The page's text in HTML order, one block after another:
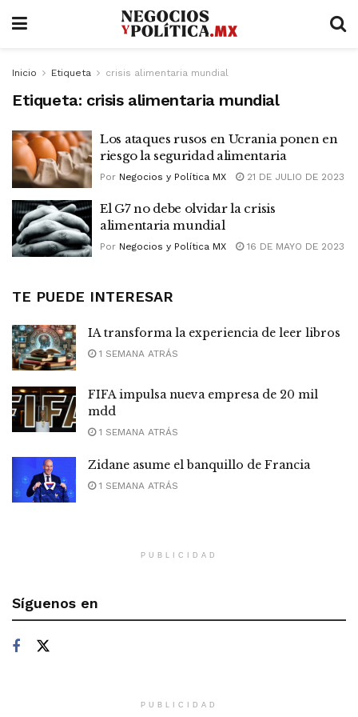
Inicio Etiqueta crisis alimentaria mundial
Etiqueta: crisis alimentaria mundial
Los ataques rusos en Ucrania ponen en
riesgo la seguridad alimentaria
Por Negocios y Política MX 21 DE JULIO DE 2023
El G7 no debe olvidar la crisis
alimentaria mundial
Por Negocios y Política MX 16 DE MAYO DE 2023
TE PUEDE INTERESAR
IA transforma la experiencia de leer libros
1 SEMANA ATRÁS
FIFA impulsa nueva empresa de 20 mil
mdd
1 SEMANA ATRÁS
Zidane asume el banquillo de Francia
1 SEMANA ATRÁS
PUBLICIDAD
Síguenos en
PUBLICIDAD